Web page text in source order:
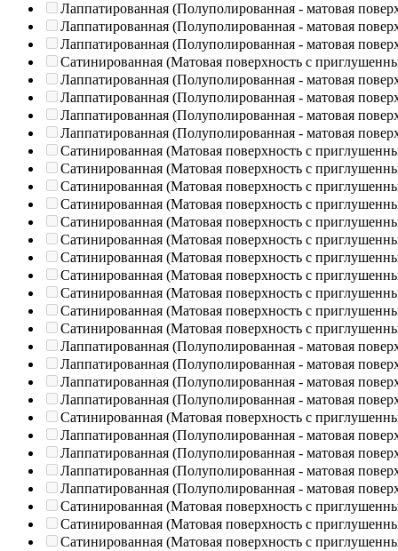
Лаппатированная (Полуполированная - матовая
Лаппатированная (Полуполированная - матовая
Лаппатированная (Полуполированная - матовая
Сатинированная (Матовая поверхность с
Лаппатированная (Полуполированная - матовая
Лаппатированная (Полуполированная - матовая
Лаппатированная (Полуполированная - матовая
Лаппатированная (Полуполированная - матовая
Сатинированная (Матовая поверхность с
Сатинированная (Матовая поверхность с
Сатинированная (Матовая поверхность с
Сатинированная (Матовая поверхность с
Сатинированная (Матовая поверхность с
Сатинированная (Матовая поверхность с
Сатинированная (Матовая поверхность с
Сатинированная (Матовая поверхность с
Сатинированная (Матовая поверхность с
Сатинированная (Матовая поверхность с
Сатинированная (Матовая поверхность с
Лаппатированная (Полуполированная - матовая
Лаппатированная (Полуполированная - матовая
Лаппатированная (Полуполированная - матовая
Лаппатированная (Полуполированная - матовая
Сатинированная (Матовая поверхность с
Лаппатированная (Полуполированная - матовая
Лаппатированная (Полуполированная - матовая
Лаппатированная (Полуполированная - матовая
Лаппатированная (Полуполированная - матовая
Сатинированная (Матовая поверхность с
Сатинированная (Матовая поверхность с
Сатинированная (Матовая поверхность с